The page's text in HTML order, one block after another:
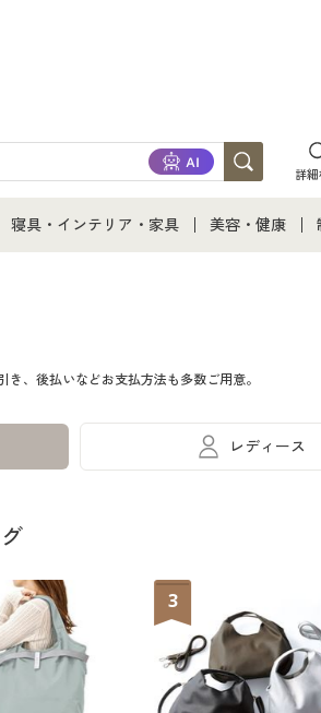
詳
・日用品
寝具・インテリア・家具
寝具・ベッド
カーテン・ラグ・ファブリック
美容・健康
、後払いなどお支払方法も多数ご用意。
レディース
3